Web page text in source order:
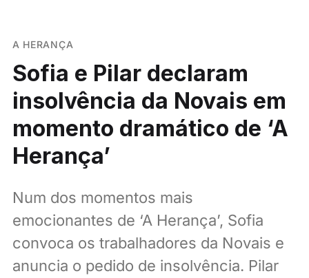
A HERANÇA
Sofia e Pilar declaram
insolvência da Novais em
momento dramático de ‘A
Herança’
Num dos momentos mais
emocionantes de ‘A Herança’, Sofia
convoca os trabalhadores da Novais e
anuncia o pedido de insolvência. Pilar